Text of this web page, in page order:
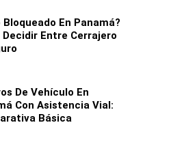
Bloqueado En Panamá?
Decidir Entre Cerrajero
De Vehículo En
Con Asistencia Vial:
Básica